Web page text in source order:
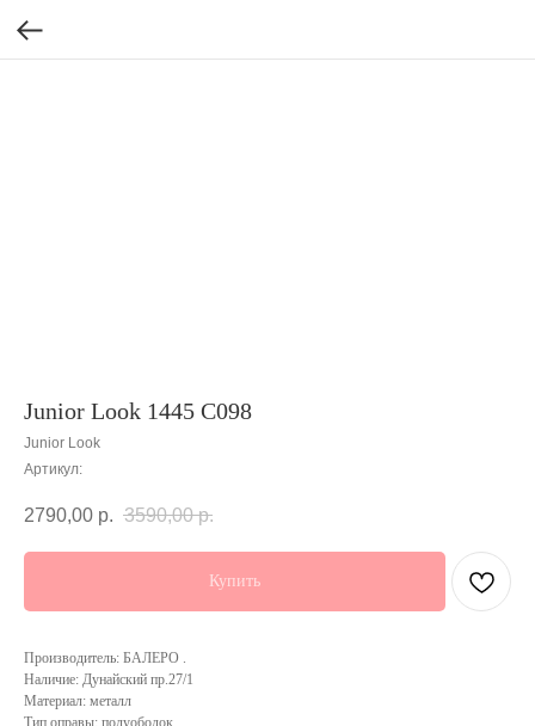
Junior Look 1445 C098
Junior Look
Артикул:
2790,00 р. 3590,00 р.
Купить
Производитель: БАЛЕРО .
Наличие: Дунайский пр.27/1
Материал: металл